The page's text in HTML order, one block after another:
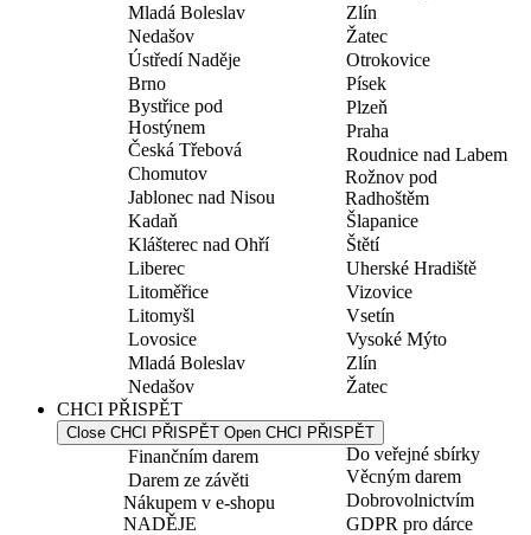
Mladá Boleslav
Nedašov
Zlín
Žatec
Ústředí Naděje
Brno
Bystřice pod
Hostýnem
Česká Třebová
Chomutov
Jablonec nad Nisou
Kadaň
Klášterec nad Ohří
Liberec
Litoměřice
Litomyšl
Lovosice
Mladá Boleslav
Nedašov
Otrokovice
Písek
Plzeň
Praha
Roudnice nad Labem
Rožnov pod
Radhoštěm
Šlapanice
Štětí
Uherské Hradiště
Vizovice
Vsetín
Vysoké Mýto
Zlín
Žatec
CHCI PŘISPĚT
Close CHCI PŘISPĚT Open CHCI PŘISPĚT
Finančním darem
Darem ze závěti
Nákupem v e-shopu
NADĚJE
Do veřejné sbírky
Věcným darem
Dobrovolnictvím
GDPR pro dárce